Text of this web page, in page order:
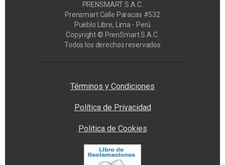
PRENSMART S.A.C.
Prensmart Calle Paracas #532
Pueblo Libre, Lima - Perú
Copyright © PrenSmart S.A.C.
Todos los derechos reservados
Términos y Condiciones
Política de Privacidad
Politica de Cookies